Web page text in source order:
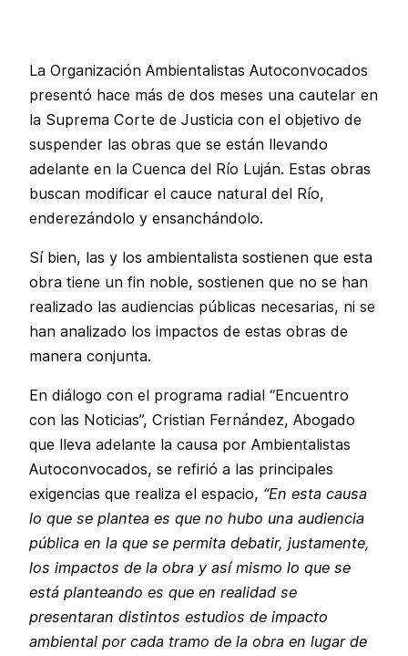
La Organización Ambientalistas Autoconvocados
presentó hace más de dos meses una cautelar en
la Suprema Corte de Justicia con el objetivo de
suspender las obras que se están llevando
adelante en la Cuenca del Río Luján. Estas obras
buscan modificar el cauce natural del Río,
enderezándolo y ensanchándolo.
Sí bien, las y los ambientalista sostienen que esta
obra tiene un fin noble, sostienen que no se han
realizado las audiencias públicas necesarias, ni se
han analizado los impactos de estas obras de
manera conjunta.
En diálogo con el programa radial “Encuentro
con las Noticias”, Cristian Fernández, Abogado
que lleva adelante la causa por Ambientalistas
Autoconvocados, se refirió a las principales
exigencias que realiza el espacio, “En esta causa
lo que se plantea es que no hubo una audiencia
pública en la que se permita debatir, justamente,
los impactos de la obra y así mismo lo que se
está planteando es que en realidad se
presentaran distintos estudios de impacto
ambiental por cada tramo de la obra en lugar de